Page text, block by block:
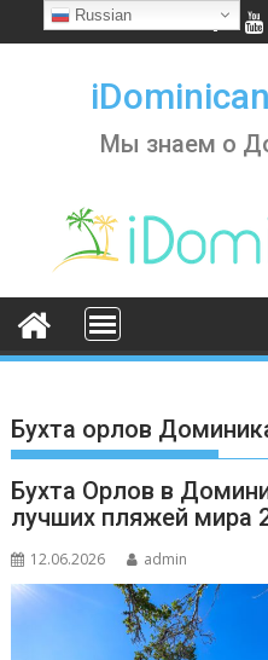
to
Мы знаем о
Бухта орлов
Бухта Орлов в
лучших пляжей мира
12.06.2026 admin
Russian